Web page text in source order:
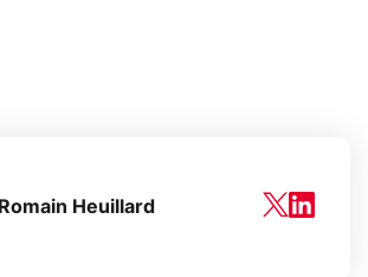
Romain Heuillard